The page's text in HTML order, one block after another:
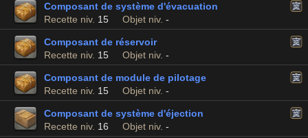
Composant de système d'évacuation
Recette niv. 15 Objet niv. -
Composant de réservoir
Recette niv. 15 Objet niv. -
Composant de module de pilotage
Recette niv. 15 Objet niv. -
Composant de système d'éjection
Recette niv. 16 Objet niv. -